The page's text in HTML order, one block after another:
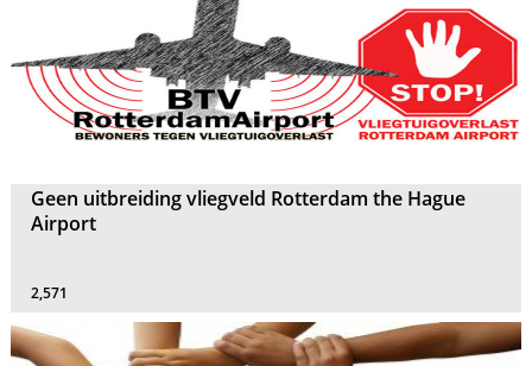
Geen uitbreiding vliegveld Rotterdam the Hague
Airport
2,571